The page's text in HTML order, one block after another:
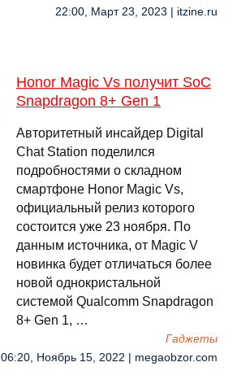
22:00, Март 23, 2023 | itzine.ru
Honor Magic Vs получит SoC
Snapdragon 8+ Gen 1
Авторитетный инсайдер Digital
Chat Station поделился
подробностями о складном
смартфоне Honor Magic Vs,
официальный релиз которого
состоится уже 23 ноября. По
данным источника, от Magic V
новинка будет отличаться более
новой однокристальной
системой Qualcomm Snapdragon
8+ Gen 1, …
Гаджеты
06:20, Ноябрь 15, 2022 | megaobzor.com